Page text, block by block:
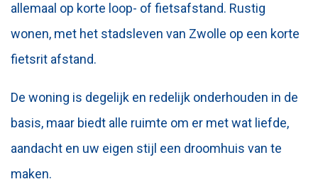
allemaal op korte loop- of fietsafstand. Rustig
wonen, met het stadsleven van Zwolle op een korte
fietsrit afstand.
De woning is degelijk en redelijk onderhouden in de
basis, maar biedt alle ruimte om er met wat liefde,
aandacht en uw eigen stijl een droomhuis van te
maken.